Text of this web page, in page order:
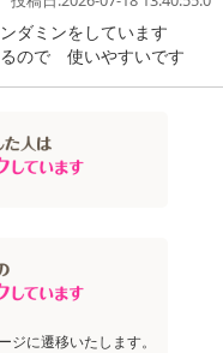
ダミンをしています
ので 使いやすいです
に遷移いたします。